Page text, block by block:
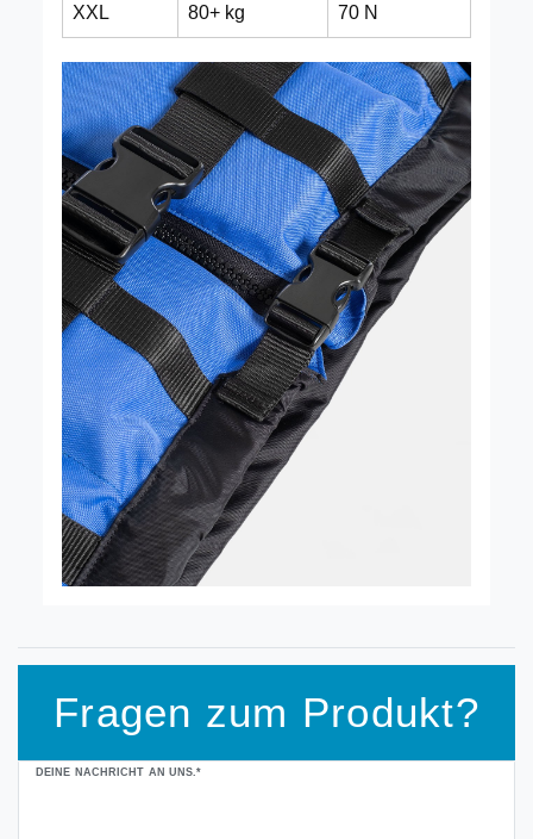
XXL 80+ kg 70 N
Fragen zum Produkt?
DEINE NACHRICHT AN UNS.*
Ceres::Template.mailFormHoneypotLabel